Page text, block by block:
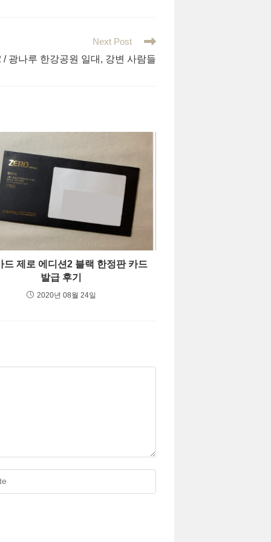
Next Post
광나루 한강공원 일대, 강변 사람들
드 제로 에디션2 블랙 한정판 카드
발급 후기
2020년 08월 24일